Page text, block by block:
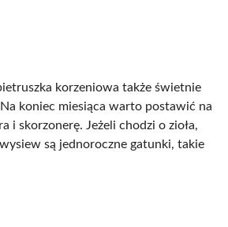
korzeniowa także świetnie
koniec miesiąca warto postawić na
i skorzonerę. Jeżeli chodzi o zioła,
są jednoroczne gatunki, takie